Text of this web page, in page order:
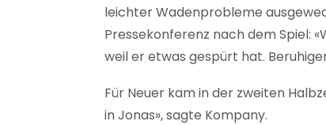
leichter Wadenprobleme
Pressekonferenz nach dem Spiel:
weil er etwas gespürt hat.
Für Neuer kam in der zweiten
in Jonas», sagte Kompany.